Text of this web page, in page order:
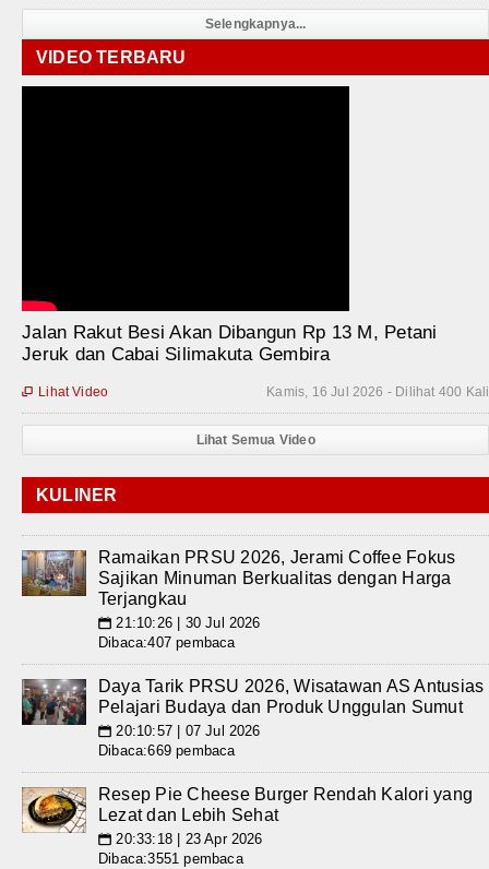
Selengkapnya...
VIDEO TERBARU
Jalan Rakut Besi Akan Dibangun Rp 13 M, Petani
Jeruk dan Cabai Silimakuta Gembira
Kamis, 16 Jul 2026 - Dilihat 400 Kali
 Lihat Video
Lihat Semua Video
KULINER
Ramaikan PRSU 2026, Jerami Coffee Fokus
Sajikan Minuman Berkualitas dengan Harga
Terjangkau
📅 21:10:26 | 30 Jul 2026
Dibaca:407 pembaca
Daya Tarik PRSU 2026, Wisatawan AS Antusias
Pelajari Budaya dan Produk Unggulan Sumut
📅 20:10:57 | 07 Jul 2026
Dibaca:669 pembaca
Resep Pie Cheese Burger Rendah Kalori yang
Lezat dan Lebih Sehat
📅 20:33:18 | 23 Apr 2026
Dibaca:3551 pembaca